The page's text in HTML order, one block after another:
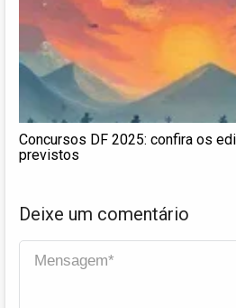
Concursos DF 2025: confira os
previstos
Deixe um comentário